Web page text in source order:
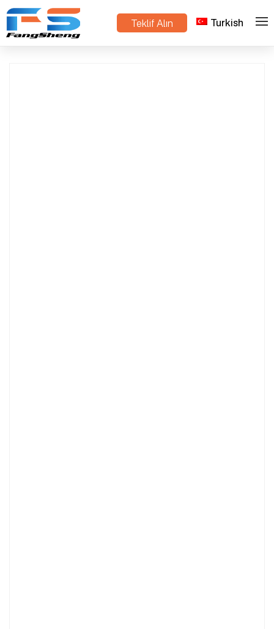
Teklif Alın Turkish
Ev > Ürünler bahçe fidanlığı arabaları